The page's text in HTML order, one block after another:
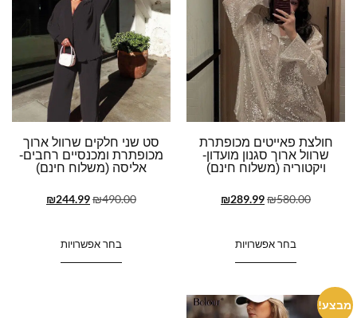
חולצת פאייטים מכופתרת
שרוול ארוך סגנון מועדון-
ויקטוריה (משלוח חינם)
₪580.00
₪289.99
בחר אפשרויות
סט שני חלקים שרוול ארוך
מכופתרת ומכנסיים רחבים-
אליסה (משלוח חינם)
₪490.00
₪244.99
בחר אפשרויות
מבצע!